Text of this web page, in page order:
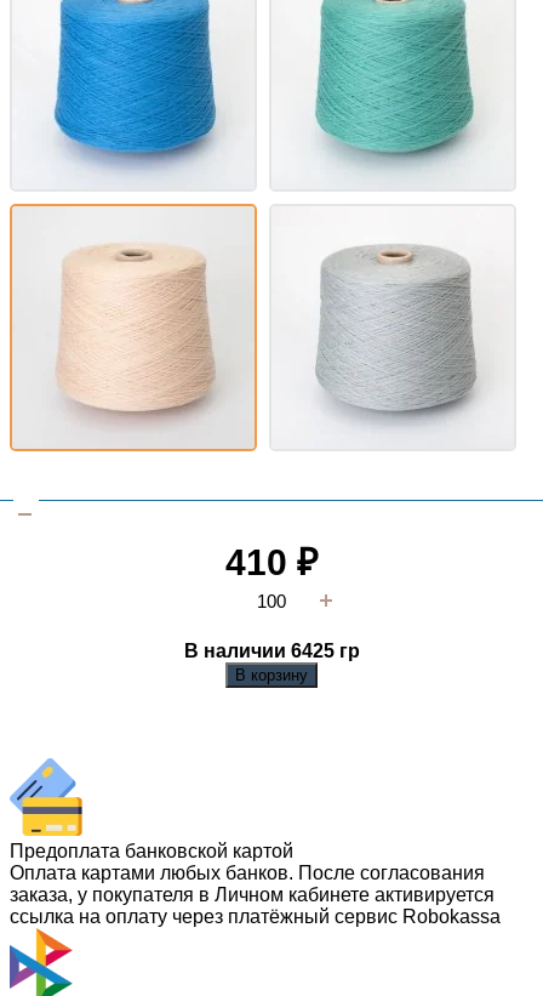
410 ₽
В наличии 6425гр
В корзину
Предоплата банковской картой
Оплата картами любых банков. После согласования
заказа, у покупателя в Личном кабинете активируется
ссылка на оплату через платёжный сервис Robokassa